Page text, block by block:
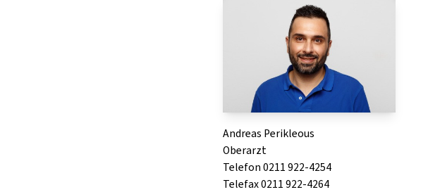
Andreas Perikleous
Oberarzt
Telefon 0211 922-4254
Telefax 0211 922-4264